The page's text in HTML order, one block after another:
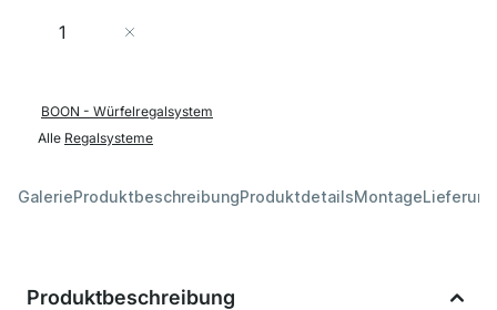
Menge
BOON - Würfelregalsystem
Alle Regalsysteme
GalerieProduktbeschreibungProduktdetailsMontage
Produktbeschreibung